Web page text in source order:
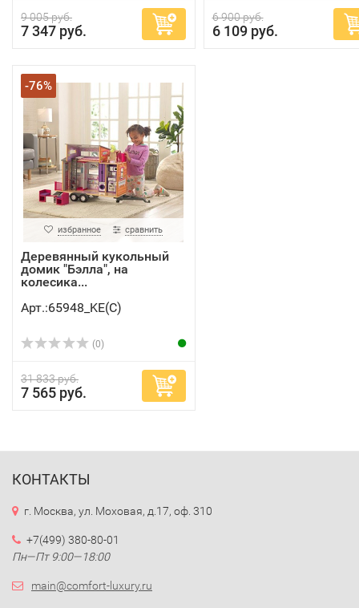
9 005 руб.
7 347 руб.
6 900 руб.
6 109 руб.
-76%
избранное сравнить
Деревянный кукольный
домик "Бэлла", на
колесика...
Арт.:65948_KE(C)
(0)
31 833 руб.
7 565 руб.
КОНТАКТЫ
г. Москва, ул. Моховая, д.17, оф. 310
+7(499) 380-80-01
Пн—Пт 9:00—18:00
main@comfort-luxury.ru